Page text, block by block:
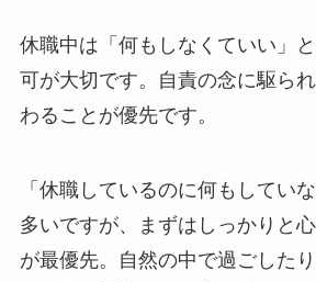
休職中は「何もしなくていい」
可が大切です。自責の念に駆ら
わることが優先です。
「休職しているのに何もしてい
多いですが、まずはしっかりと
が最優先。自然の中で過ごした